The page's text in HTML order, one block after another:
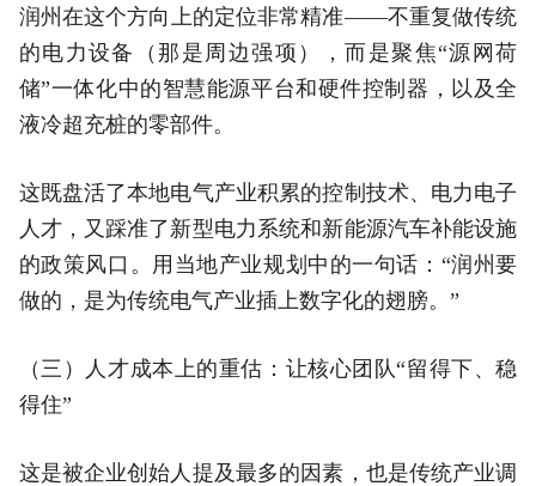
润州在这个方向上的定位非常精准——不重复做传统
的电力设备（那是周边强项），而是聚焦“源网荷
储”一体化中的智慧能源平台和硬件控制器，以及全
液冷超充桩的零部件。
这既盘活了本地电气产业积累的控制技术、电力电子
人才，又踩准了新型电力系统和新能源汽车补能设施
的政策风口。用当地产业规划中的一句话：“润州要
做的，是为传统电气产业插上数字化的翅膀。”
（三）人才成本上的重估：让核心团队“留得下、稳
得住”
这是被企业创始人提及最多的因素，也是传统产业调